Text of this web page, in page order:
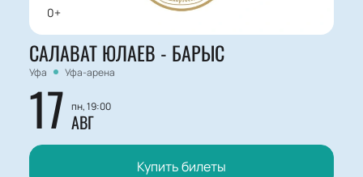
0+
САЛАВАТ ЮЛАЕВ - БАРЫС
Уфа Уфа-арена
17 пн, 19:00
АВГ
Купить билеты